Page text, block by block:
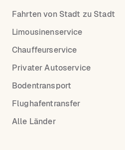
Fahrten von Stadt zu Stadt
Limousinenservice
Chauffeurservice
Privater Autoservice
Bodentransport
Flughafentransfer
Alle Länder